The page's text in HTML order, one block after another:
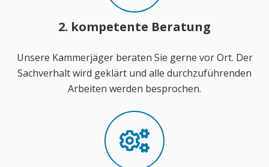
2. kompetente Beratung
Unsere Kammerjäger beraten Sie gerne vor Ort. Der
Sachverhalt wird geklärt und alle durchzuführenden
Arbeiten werden besprochen.